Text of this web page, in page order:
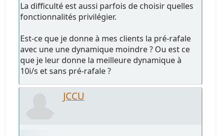
La difficulté est aussi parfois de choisir quelles
fonctionnalités privilégier.
Est-ce que je donne à mes clients la pré-rafale
avec une une dynamique moindre ? Ou est ce
que je leur donne la meilleure dynamique à
10i/s et sans pré-rafale ?
JCCU